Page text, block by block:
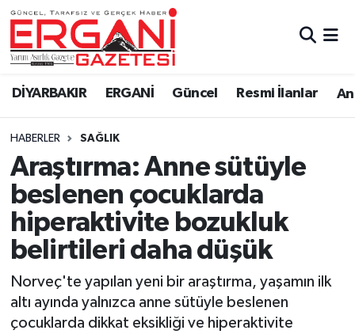
DİYARBAKIR ERGANİ Güncel Resmi İlanlar
HABERLER SAĞLIK
Araştırma: Anne sütüyle
beslenen çocuklarda
hiperaktivite bozukluk
belirtileri daha düşük
Norveç'te yapılan yeni bir araştırma, yaşamın ilk
altı ayında yalnızca anne sütüyle beslenen
çocuklarda dikkat eksikliği ve hiperaktivite
DİYARBAKIR
BİSMİL
BAĞLAR
ERGANİ
Güncel
Eği̇ti̇m
Resmi İlanlar
Sağlık
Si̇yaset
Ergani Nöbetçi Eczaneler
Ergani Hava Durumu
Ergani Trafik Yoğunluk Haritası
Süper Lig Puan Durumu ve Fikstür
Tüm Manşetler
Son Dakika Haberleri
Haber Arşivi